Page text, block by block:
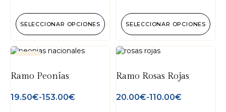
SELECCIONAR OPCIONES SELECCIONAR OPCIONES
-7%
Ramo Peonías
19.50€-153.00€
Ramo Rosas Rojas
20.00€-110.00€